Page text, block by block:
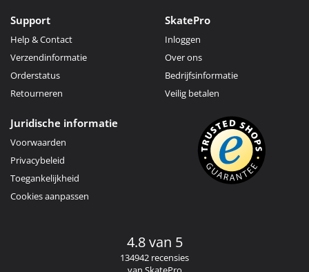
Support
Help & Contact
Verzendinformatie
Orderstatus
Retourneren
SkatePro
Inloggen
Over ons
Bedrijfsinformatie
Veilig betalen
Juridische informatie
Voorwaarden
Privacybeleid
Toegankelijkheid
Cookies aanpassen
4.8 van 5
134942 recensies